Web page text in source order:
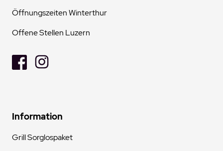
Öffnungszeiten Winterthur
Offene Stellen Luzern
Information
Grill Sorglospaket